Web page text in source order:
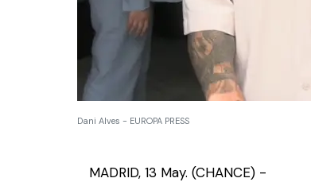
Dani Alves - EUROPA PRESS
MADRID, 13 May. (CHANCE) -